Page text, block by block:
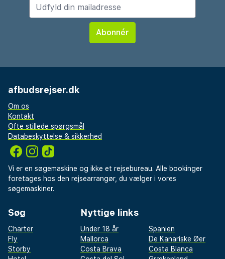
afbudsrejser.dk
Om os
Kontakt
Ofte stillede spørgsmål
Databeskyttelse & sikkerhed
Vi er en søgemaskine og ikke et rejsebureau. Alle bookinger
foretages hos den rejsearrangør, du vælger i vores
søgemaskiner.
Søg
Charter
Fly
Storby
Nyttige links
Under 18 år
Spanien
Mallorca
De Kanariske Øer
Costa Brava
Costa Blanca